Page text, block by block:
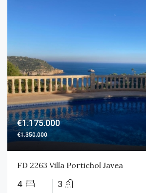
€1.175.000
€1.350.000
FD 2263 Villa Portichol Javea
4 3